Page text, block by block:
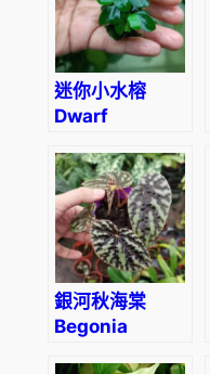
迷你小水榕
Dwarf
(Anbubias
barteri var.
Nana)
銀河秋海棠
Begonia